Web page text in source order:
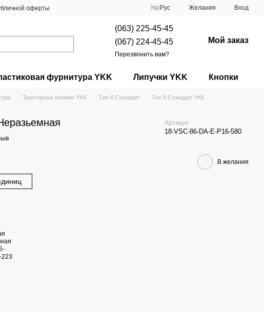
оферты Укр Рус Желания Вход
(063) 225-45-45
(067) 224-45-45
Перезвонить вам?
Мой заказ
фурнитура YKK Липучки YKK Кнопки
Тракторные молнии YKK Тип 8 Стандарт
Тип 8 Стандарт YKK
Артикул
18-VSC-86-DA-E-P16-580
В желания